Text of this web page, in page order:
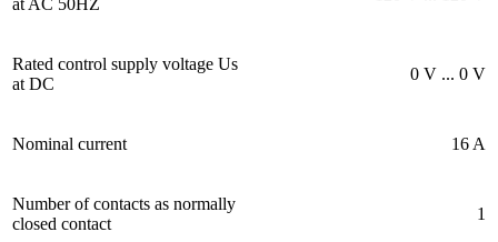
at AC 50HZ
Rated control supply voltage Us
at DC
0 V ... 0 V
Nominal current 16 A
Number of contacts as normally
closed contact
1